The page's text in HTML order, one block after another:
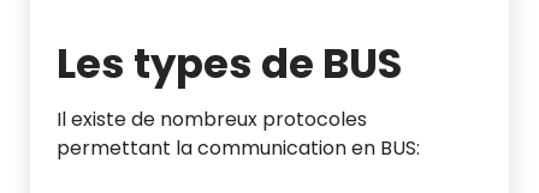
Les types de BUS
Il existe de nombreux protocoles
permettant la communication en BUS: